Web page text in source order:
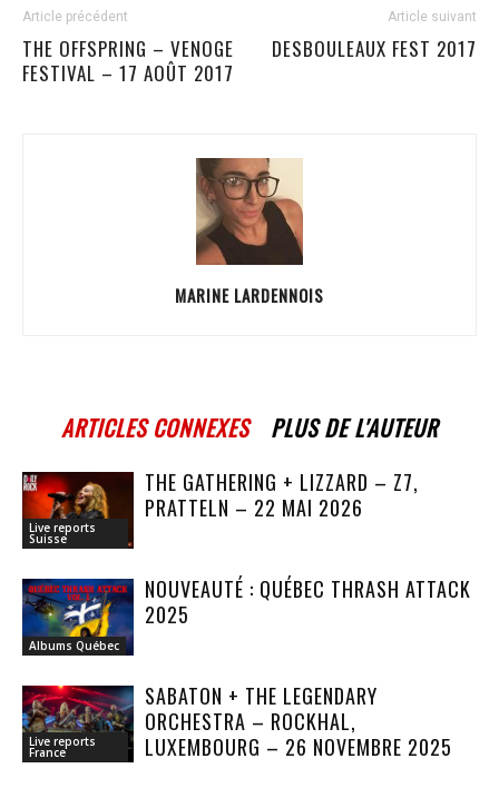
Article précédent
THE OFFSPRING – VENOGE
FESTIVAL – 17 AOÛT 2017
Article suivant
DESBOULEAUX FEST 2017
MARINE LARDENNOIS
ARTICLES CONNEXES PLUS DE L'AUTEUR
Live reports
Suisse
THE GATHERING + LIZZARD – Z7,
PRATTELN – 22 MAI 2026
Albums Québec
NOUVEAUTÉ : QUÉBEC THRASH ATTACK
2025
Live reports
France
SABATON + THE LEGENDARY
ORCHESTRA – ROCKHAL,
LUXEMBOURG – 26 NOVEMBRE 2025